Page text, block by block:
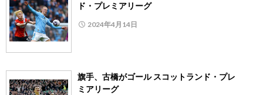
ド・プレミアリーグ
2024年4月14日
旗手、古橋がゴール スコットランド・プレ
ミアリーグ